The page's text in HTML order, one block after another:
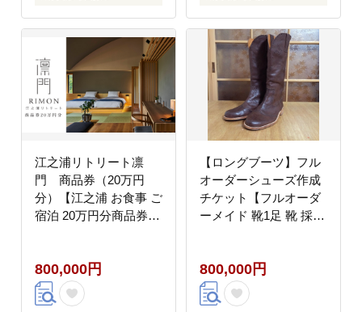
江之浦リトリート凛
門 商品券（20万円
分）【江之浦 お食事 ご
宿泊 20万円分商品券
海岸 複数枚同時利用可
ルフロ湯治 美しい江之
浦 リトリートホテル 神
800,000円
【ロングブーツ】フル
オーダーシューズ作成
チケット【フルオーダ
ーメイド 靴1足 靴 採寸
房 イタリア産 国産 記
念 プレゼント 就職祝い
お祝い 神奈川県 小田原
800,000円